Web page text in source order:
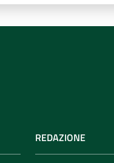
REDAZIONE